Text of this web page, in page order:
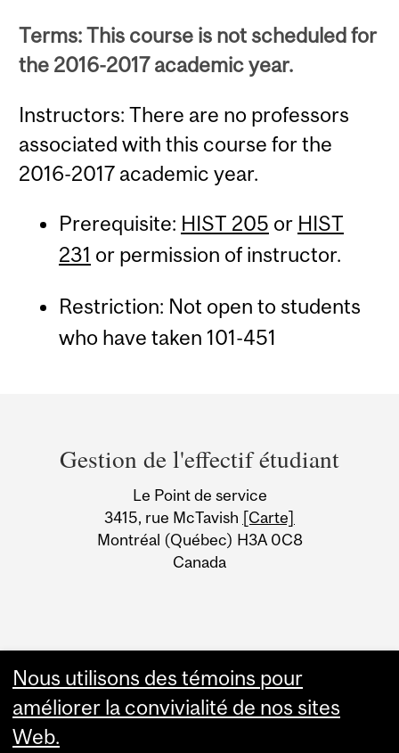
Terms: This course is not scheduled for
the 2016-2017 academic year.
Instructors: There are no professors
associated with this course for the
2016-2017 academic year.
Prerequisite: HIST 205 or HIST
231 or permission of instructor.
Restriction: Not open to students
who have taken 101-451
and
University
Information
Gestion de l'effectif étudiant
Le Point de service
3415, rue McTavish [Carte]
Montréal (Québec) H3A 0C8
Canada
Nous utilisons des témoins pour
améliorer la convivialité de nos sites
Web.